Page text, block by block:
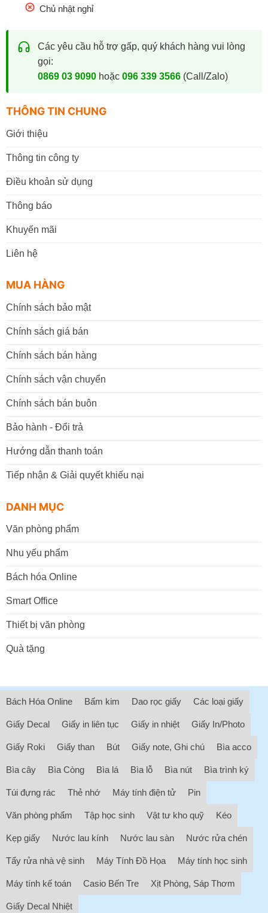
Ngoài Queen, VPP Bến Tre còn phân phối nhiều thương
hiệu văn phòng phẩm uy tín khác, giúp khách hàng dễ dàng
lựa chọn sản phẩm phù hợp với nhu cầu sử dụng.
Long (TP. Bến Tre cũ)
Giờ làm việc:
Chủ Nhật: Nghỉ)
096.339.3566
Chủ nhật nghỉ
Các yêu cầu hỗ trợ gấp, quý khách hàng vui lòng
gọi:
0869 03 9090hoặc 096 339 3566(Call/Zalo)
THÔNG TIN CHUNG
Giới thiệu
Thông tin công ty
Điều khoản sử dụng
Thông báo
Khuyến mãi
Liên hệ
MUA HÀNG
Chính sách bảo mật
Chính sách giá bán
Chính sách bán hàng
Chính sách vận chuyển
Chính sách bán buôn
Bảo hành - Đổi trả
Hướng dẫn thanh toán
Tiếp nhận & Giải quyết khiếu nại
DANH MỤC
Văn phòng phẩm
Nhu yếu phẩm
Bách hóa Online
Smart Office
Thiết bị văn phòng
Quà tặng
Bách Hóa Online Bấm kim Dao rọc giấy Các loại giấy
Giấy Decal Giấy in liên tục Giấy in nhiệt Giấy In/Photo
Giấy Roki Giấy than Bút Giấy note, Ghi chú Bìa acco
Bìa cây Bìa Còng Bìa lá Bìa lỗ Bìa nút Bìa trình ký
Túi đựng rác Thẻ nhớ Máy tính điện tử Pin
Văn phòng phẩm Tập học sinh Vật tư kho quỹ Kéo
Kẹp giấy Nước lau kính Nước lau sàn Nước rửa chén
Tẩy rửa nhà vệ sinh Máy Tính Đồ Họa Máy tính học sinh
Máy tính kế toán Casio Bến Tre Xịt Phòng, Sáp Thơm
Giấy Decal Nhiệt